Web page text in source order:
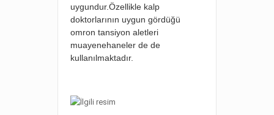
uygundur.Özellikle kalp
doktorlarının uygun gördüğü
omron tansiyon aletleri
muayenehaneler de de
kullanılmaktadır.